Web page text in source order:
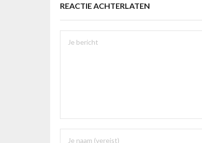
REACTIE ACHTERLATEN